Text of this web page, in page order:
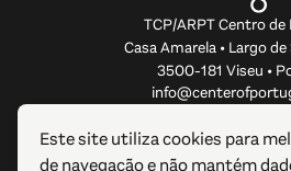
TCP/ARPT Centro
Casa Amarela • Largo
3500-181 Viseu •
SOBRE ESTE WEBSITE
Este site utiliza cookies para
de navegação e não mantém